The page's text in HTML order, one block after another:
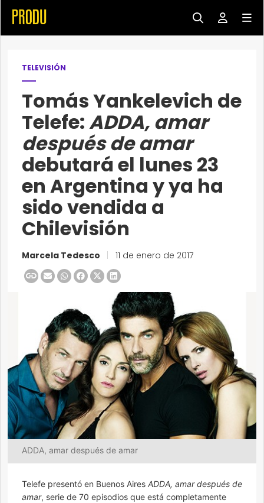
TELEVISIÓN
Tomás Yankelevich de
Telefe:ADDA, amar
después de amar
debutará el lunes 23
en Argentina y ya ha
sido vendida a
Chilevisión
Marcela Tedesco 11 de enero de 2017
ADDA, amar después de amar
Telefe presentó en Buenos Aires ADDA, amar después de
amar, serie de 70 episodios que está completamente